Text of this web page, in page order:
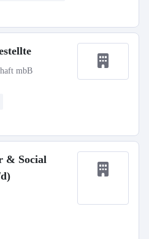
mbB
& Social